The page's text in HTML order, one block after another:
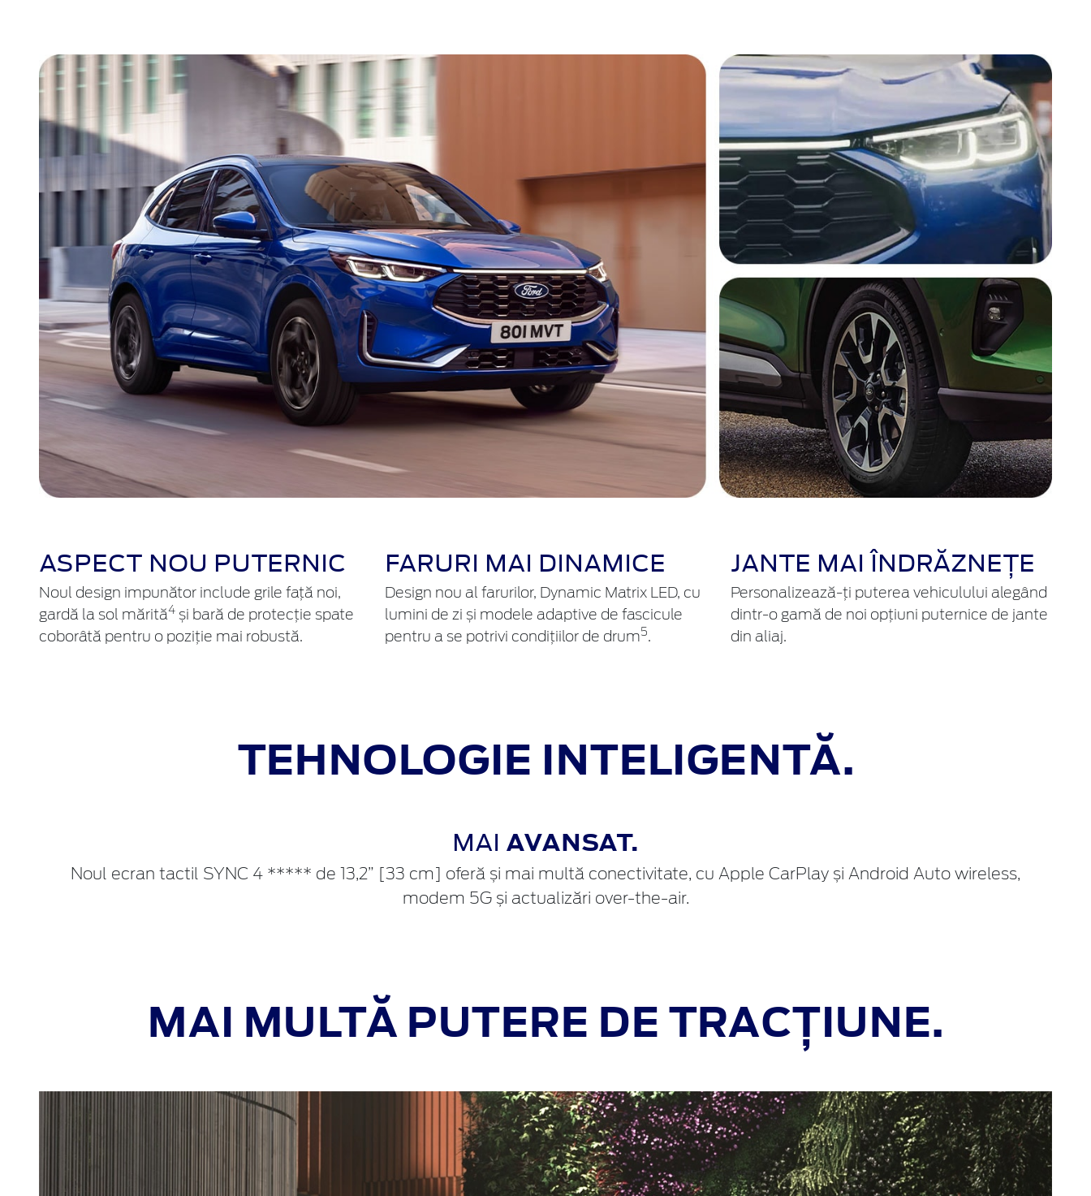
ASPECT NOU PUTERNIC
Noul design impunător include grile față noi,
gardă la sol mărită4 și bară de protecție spate
coborâtă pentru o poziție mai robustă.
FARURI MAI DINAMICE
Design nou al farurilor, Dynamic Matrix LED, cu
lumini de zi și modele adaptive de fascicule
pentru a se potrivi condițiilor de drum5.
JANTE MAI ÎNDRĂZNEȚE
Personalizează-ți puterea vehiculului alegând
dintr-o gamă de noi opțiuni puternice de jante
din aliaj.
TEHNOLOGIE INTELIGENTĂ.
MAI AVANSAT.
Noul ecran tactil SYNC 4 ***** de 13,2” [33 cm] oferă și mai multă conectivitate, cu Apple CarPlay și Android Auto wireless,
modem 5G și actualizări over-the-air.
MAI MULTĂ PUTERE DE TRACȚIUNE.